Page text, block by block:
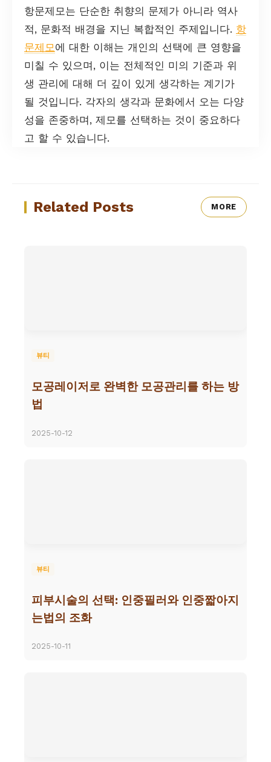
항문제모는 단순한 취향의 문제가 아니라 역사
적, 문화적 배경을 지닌 복합적인 주제입니다. 항
문제모 에 대한 이해는 개인의 선택에 큰 영향을
미칠 수 있으며, 이는 전체적인 미의 기준과 위
생 관리에 대해 더 깊이 있게 생각하는 계기가
될 것입니다. 각자의 생각과 문화에서 오는 다양
성을 존중하며, 제모를 선택하는 것이 중요하다
고 할 수 있습니다.
Related Posts MORE
뷰티
모공레이저로 완벽한 모공관리를 하는 방
법
2025-10-12
뷰티
피부시술의 선택: 인중필러와 인중짧아지
는법의 조화
2025-10-11